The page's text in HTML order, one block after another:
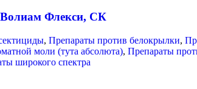
Флекси, СК
, Препараты против белокрылки,
моли (тута абсолюта), Препараты
широкого спектра